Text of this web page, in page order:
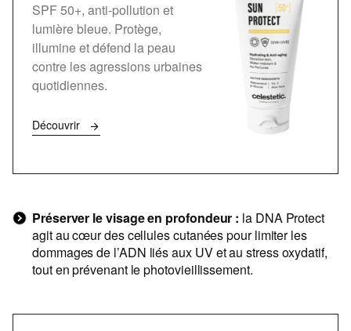
SPF 50+, anti-pollution et
lumière bleue. Protège,
illumine et défend la peau
contre les agressions urbaines
quotidiennes.
Découvrir
Préserver le visage en profondeur : la DNA Protect
agit au cœur des cellules cutanées pour limiter les
dommages de l’ADN liés aux UV et au stress oxydatif,
tout en prévenant le photovieillissement.